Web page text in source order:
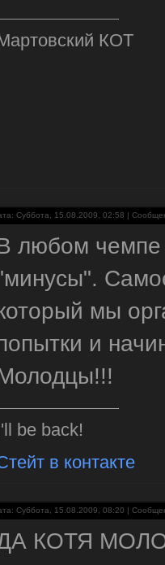
КОТ
Суббота, 15.08.2009, 02:58 |
любом чемпе
мы
и
be back!
в контакте
Суббота, 15.08.2009, 08:20 |
КОТЯ